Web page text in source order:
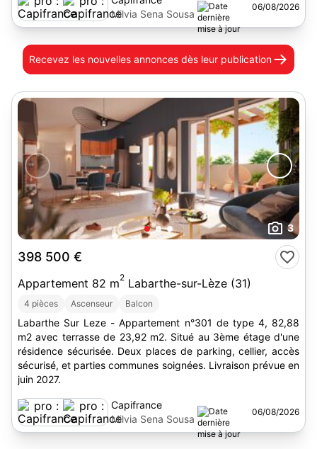
Milvia Sena Sousa
06/08/2026
Recevez les nouvelles annonces dès leur publication
3
398 500 €
Appartement 82 m2 Labarthe-sur-Lèze (31)
4 pièces Ascenseur Balcon
Labarthe Sur Leze - Appartement n°301 de type 4, 82,88
m2 avec terrasse de 23,92 m2. Situé au 3ème étage d'une
résidence sécurisée. Deux places de parking, cellier, accès
sécurisé, et parties communes soignées. Livraison prévue en
juin 2027.
Capifrance
Milvia Sena Sousa
06/08/2026